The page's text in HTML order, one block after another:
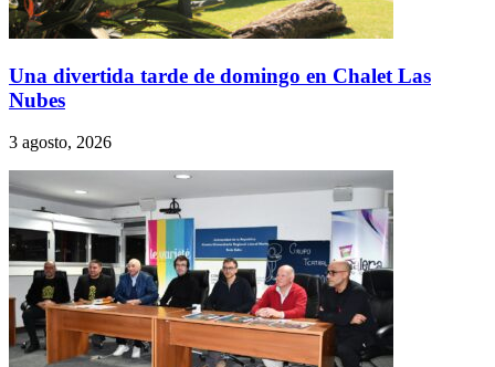
Una divertida tarde de domingo en Chalet Las
Nubes
3 agosto, 2026